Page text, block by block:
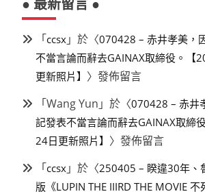
● 最新留言 ●
「ccsx 」於〈070428 – 赤井孝美，
不當言論而辭去GAINAX取締役。【
更新照片】 〉發佈留言
「Wang Yun 」於〈070428 – 赤井
記發表不當言論而辭去GAINAX取締
24日更新照片】 〉發佈留言
「ccsx 」於〈250405 – 睽違30年、
版《LUPIN THE IIIRD THE MOVIE